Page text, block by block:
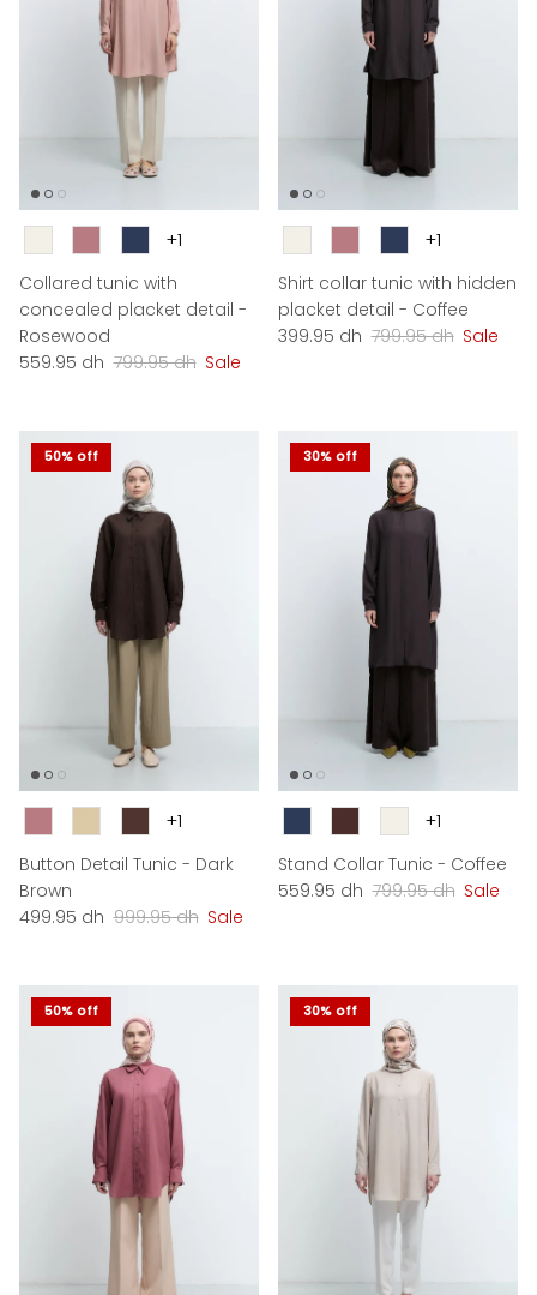
Couleur
+1
Collared tunic with
concealed placket detail -
Rosewood
Sale price
559.95 dh Regular price
799.95 dh Sale
Couleur
+1
Shirt collar tunic with hidden
placket detail - Coffee
Sale price
399.95 dh Regular price
799.95 dh Sale
50% off
Couleur
+1
Button Detail Tunic - Dark
Brown
Sale price
499.95 dh Regular price
999.95 dh Sale
30% off
Couleur
+1
Stand Collar Tunic - Coffee
Sale price
559.95 dh Regular price
799.95 dh Sale
50% off 30% off